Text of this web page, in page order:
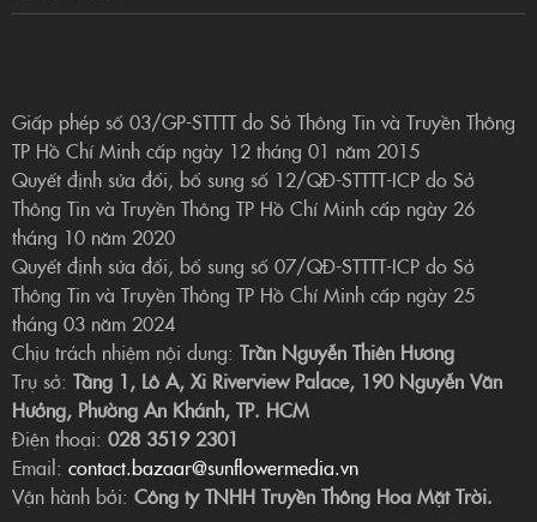
Giấp phép số 03/GP-STTTT do Sở Thông Tin và Truyền Thông
TP Hồ Chí Minh cấp ngày 12 tháng 01 năm 2015
Quyết định sửa đổi, bổ sung số 12/QĐ-STTTT-ICP do Sở
Thông Tin và Truyền Thông TP Hồ Chí Minh cấp ngày 26
tháng 10 năm 2020
Quyết định sửa đổi, bổ sung số 07/QĐ-STTTT-ICP do Sở
Thông Tin và Truyền Thông TP Hồ Chí Minh cấp ngày 25
tháng 03 năm 2024
Chịu trách nhiệm nội dung: Trần Nguyễn Thiên Hương
Trụ sở: Tầng 1, Lô A, Xi Riverview Palace, 190 Nguyễn Văn
Hưởng, Phường An Khánh, TP. HCM
Điện thoại: 028 3519 2301
Email: contact.bazaar@sunflowermedia.vn
Vận hành bởi: Công ty TNHH Truyền Thông Hoa Mặt Trời.